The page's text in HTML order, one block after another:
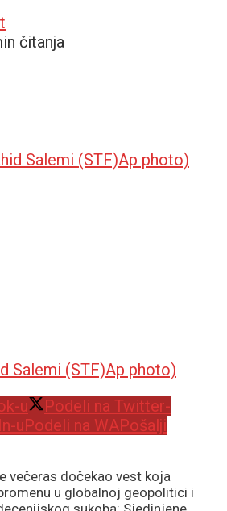
čitanja
Salemi (STF)Ap photo)
u
Podeli na Twitter-
uPodeli na WAPošalji
večeras dočekao vest koja
u globalnoj geopolitici i